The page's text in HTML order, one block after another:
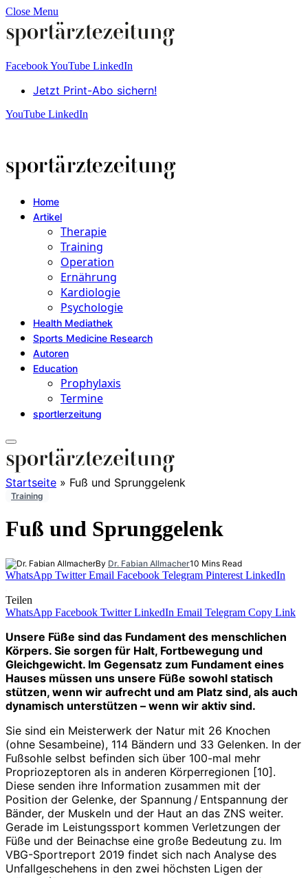
Close Menu
FacebookYouTube LinkedIn
Jetzt Print-Abo sichern!
YouTube LinkedIn
Home
Artikel
Therapie
Training
Operation
Ernährung
Kardiologie
Psychologie
Health Mediathek
Sports Medicine Research
Autoren
Education
Prophylaxis
Termine
sportlerzeitung
Startseite » Fuß und Sprunggelenk
Training
Fuß und Sprunggelenk
By Dr. Fabian Allmacher10 Mins Read
WhatsApp Twitter Email Facebook Telegram Pinterest LinkedIn
Teilen
WhatsApp Facebook Twitter LinkedIn Email Telegram Copy Link
Unsere Füße sind das Fundament des menschlichen
Körpers. Sie sorgen für Halt, Fortbewegung und
Gleichgewicht. Im Gegensatz zum Fundament eines
Hauses müssen uns unsere Füße sowohl statisch
stützen, wenn wir aufrecht und am Platz sind, als auch
dynamisch unterstützen – wenn wir aktiv sind.
Sie sind ein Meisterwerk der Natur mit 26 Knochen
(ohne Sesambeine), 114 Bändern und 33 Gelenken. In der
Fußsohle selbst befinden sich über 100-mal mehr
Propriozeptoren als in anderen Körperregionen [10].
Diese senden ihre Information zusammen mit der
Position der Gelenke, der Spannung / Entspannung der
Bänder, der Muskeln und der Haut an das ZNS weiter.
Gerade im Leistungssport kommen Verletzungen der
Füße und der Beinachse eine große Bedeutung zu. Im
VBG-Sportreport 2019 findet sich nach Analyse des
Unfallgeschehens in den zwei höchsten Ligen der